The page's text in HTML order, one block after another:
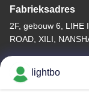
Fabrieksadres
2F, gebouw 6, LIHE
ROAD, XILI,
86-755-83983496
lightbo